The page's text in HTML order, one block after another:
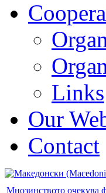
Links
Our
Contact
Мнозинството очекува